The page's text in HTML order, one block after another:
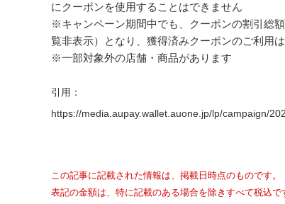
にクーポンを使用することはできません
※キャンペーン期間中でも、クーポンの割引総
覧非表示）となり、獲得済みクーポンのご利用
※一部対象外の店舗・商品があります
引用：
https://media.aupay.wallet.auone.jp/lp/campaign/
この記事に記載された情報は、掲載日時点のものです。
表記の金額は、特に記載のある場合を除きすべて税込で